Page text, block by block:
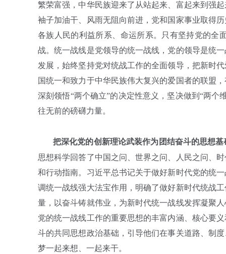
繁荣富强，中华民族迎来了从站起来、富起来到强
袖子加油干、风雨无阻向前进，党和国家事业取得
各族人民的利益所系、命运所系。只有坚持党的全
战。统一战线是党领导的统一战线，党的领导是统
发展，始终坚持党对统战工作的全面领导，把新时
国统一和致力于中华民族伟大复兴的爱国者的联盟
深刻领悟“两个确立”的决定性意义，坚决做到“两
往无前的磅礴力量。
把深化党的创新理论武装作为团结奋斗的思想基
思想科学回答了中国之问、世界之问、人民之问、
和行动指南。习近平总书记关于做好新时代党的统
调统一战线强大法宝作用，明确了做好新时代统战
量，以奋斗铸就伟业，为新时代统一战线发挥凝聚
党的统一战线工作的重要思想的丰富内涵、核心要
斗的共同思想政治基础，引导他们在事关道路、制
梦一起来想、一起来干。